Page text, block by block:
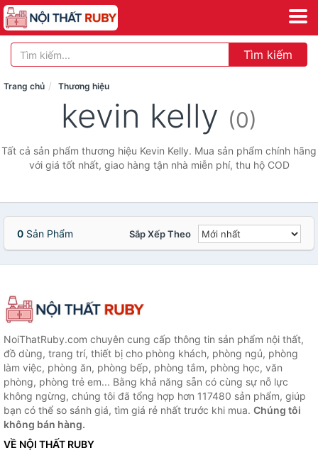
Tìm kiếm
Trang chủ Thương hiệu
kevin kelly (0)
Tất cả sản phẩm thương hiệu Kevin Kelly. Mua sản phẩm chính hãng
với giá tốt nhất, giao hàng tận nhà miễn phí, thu hộ COD
0 Sản Phẩm Sắp Xếp Theo
NoiThatRuby.com chuyên cung cấp thông tin sản phẩm nội thất,
đồ dùng, trang trí, thiết bị cho phòng khách, phòng ngủ, phòng
làm việc, phòng ăn, phòng bếp, phòng tắm, phòng học, văn
phòng, phòng trẻ em... Bằng khả năng sẵn có cùng sự nỗ lực
không ngừng, chúng tôi đã tổng hợp hơn 117480 sản phẩm, giúp
bạn có thể so sánh giá, tìm giá rẻ nhất trước khi mua. Chúng tôi
không bán hàng.
VỀ NỘI THẤT RUBY